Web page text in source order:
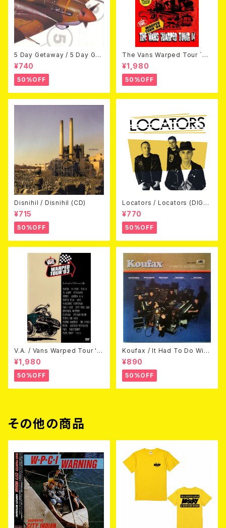
5 Day Getaway / 5 Day Get
away (CDEP)
¥740
50%OFF
The Vans Warped Tour `04
Beyond Warped (国内盤DV
D)
¥1,980
50%OFF
Disnihil / Disnihil (CD)
¥715
50%OFF
Locators / Locators (DIGPA
CK CD)
¥770
50%OFF
V.A. / Vans Warped Tour '0
3 (DVD)
¥1,980
50%OFF
Koufax / It Had To Do With
Love (CD)
¥890
50%OFF
その他の商品